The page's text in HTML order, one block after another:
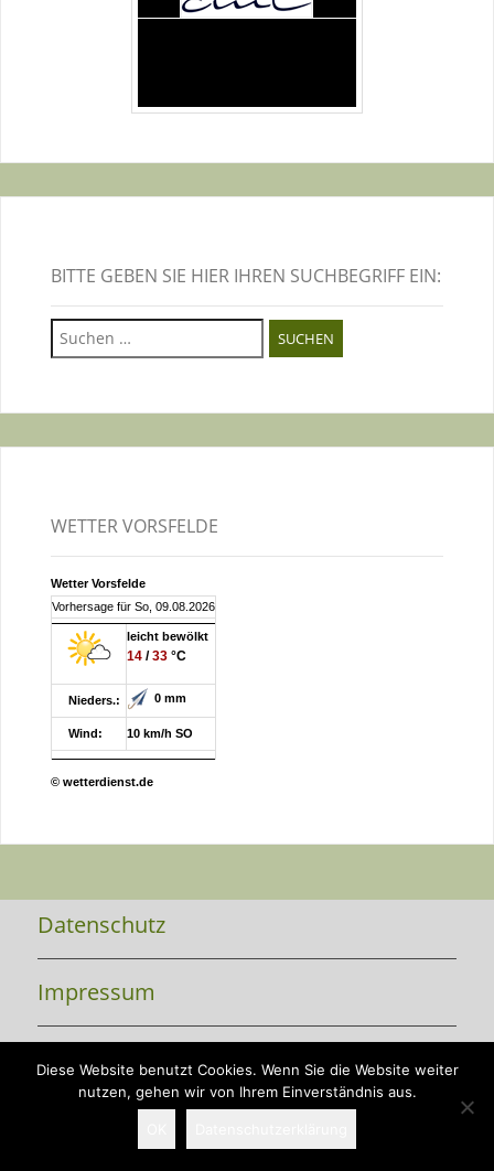
BITTE GEBEN SIE HIER IHREN SUCHBEGRIFF EIN:
Suchen
nach:
WETTER VORSFELDE
Wetter Vorsfelde
Vorhersage für So, 09.08.2026
leicht bewölkt
14/33°C
Nieders.: 0 mm
Wind: 10 km/h SO
© wetterdienst.de
Datenschutz
Impressum
Kontakt
Diese Website benutzt Cookies. Wenn Sie die Website weiter
nutzen, gehen wir von Ihrem Einverständnis aus.